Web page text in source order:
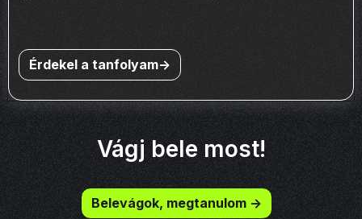
Érdekel a tanfolyam->
Vágj bele most!
Belevágok, megtanulom ->